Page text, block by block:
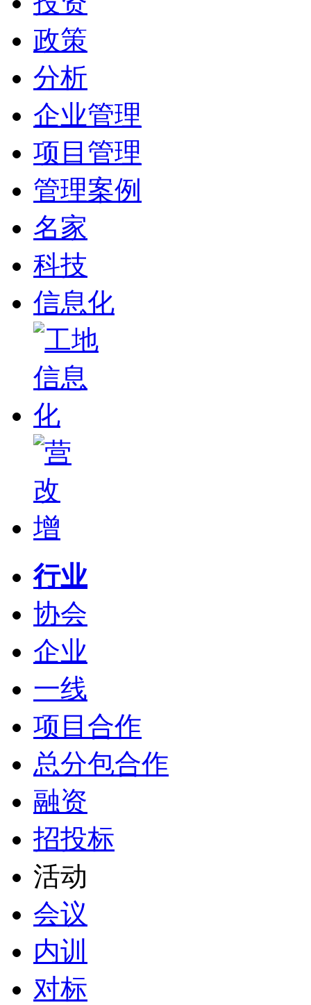
政策
分析
企业管理
项目管理
管理案例
名家
科技
信息化
行业
协会
企业
一线
项目合作
总分包合作
融资
招投标
活动
会议
内训
对标